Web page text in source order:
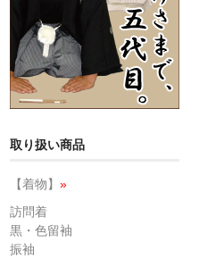
取り扱い商品
【着物】 »
訪問着
黒・色留袖
振袖